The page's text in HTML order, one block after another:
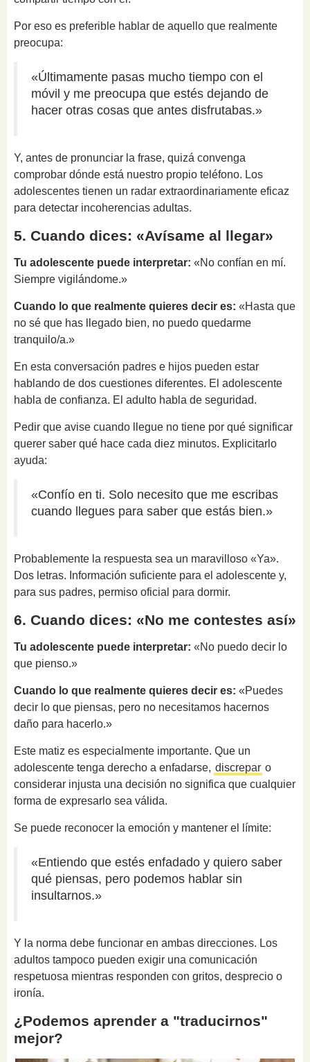
Por eso es preferible hablar de aquello que realmente
preocupa:
«Últimamente pasas mucho tiempo con el
móvil y me preocupa que estés dejando de
hacer otras cosas que antes disfrutabas.»
Y, antes de pronunciar la frase, quizá convenga
comprobar dónde está nuestro propio teléfono. Los
adolescentes tienen un radar extraordinariamente eficaz
para detectar incoherencias adultas.
5. Cuando dices: «Avísame al llegar»
Tu adolescente puede interpretar: «No confían en mí.
Siempre vigilándome.»
Cuando lo que realmente quieres decir es: «Hasta que
no sé que has llegado bien, no puedo quedarme
tranquilo/a.»
En esta conversación padres e hijos pueden estar
hablando de dos cuestiones diferentes. El adolescente
habla de confianza. El adulto habla de seguridad.
Pedir que avise cuando llegue no tiene por qué significar
querer saber qué hace cada diez minutos. Explicitarlo
ayuda:
«Confío en ti. Solo necesito que me escribas
cuando llegues para saber que estás bien.»
Probablemente la respuesta sea un maravilloso «Ya».
Dos letras. Información suficiente para el adolescente y,
para sus padres, permiso oficial para dormir.
6. Cuando dices: «No me contestes así»
Tu adolescente puede interpretar: «No puedo decir lo
que pienso.»
Cuando lo que realmente quieres decir es: «Puedes
decir lo que piensas, pero no necesitamos hacernos
daño para hacerlo.»
Este matiz es especialmente importante. Que un
adolescente tenga derecho a enfadarse, discrepar o
considerar injusta una decisión no significa que cualquier
forma de expresarlo sea válida.
Se puede reconocer la emoción y mantener el límite:
«Entiendo que estés enfadado y quiero saber
qué piensas, pero podemos hablar sin
insultarnos.»
Y la norma debe funcionar en ambas direcciones. Los
adultos tampoco pueden exigir una comunicación
respetuosa mientras responden con gritos, desprecio o
ironía.
¿Podemos aprender a "traducirnos"
mejor?